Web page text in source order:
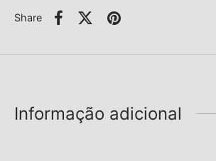
Share
Informação adicional